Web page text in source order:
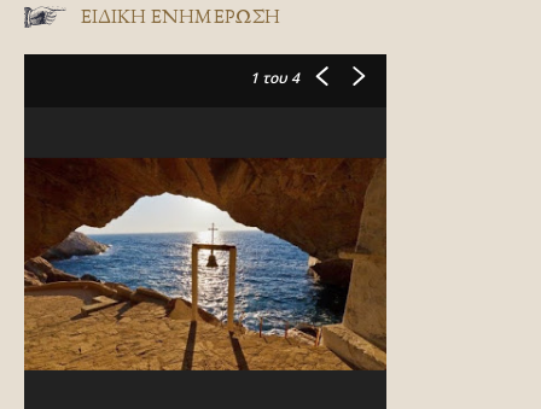
ΕΙΔΙΚΉ ΕΝΗΜΈΡΩΣΗ
1 του 4